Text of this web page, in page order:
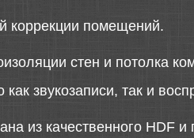
коррекции помещений.
стен и потолка
звукозаписи, так и
из качественного HDF